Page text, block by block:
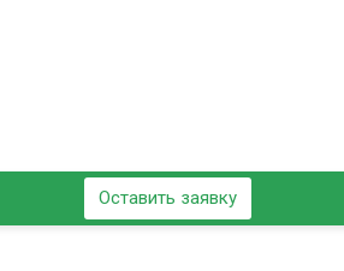
Оставить заявку